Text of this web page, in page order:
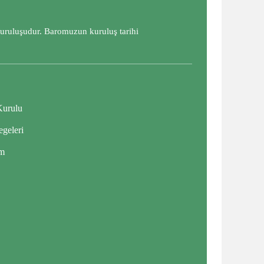
Baromuzun kuruluş tarihi